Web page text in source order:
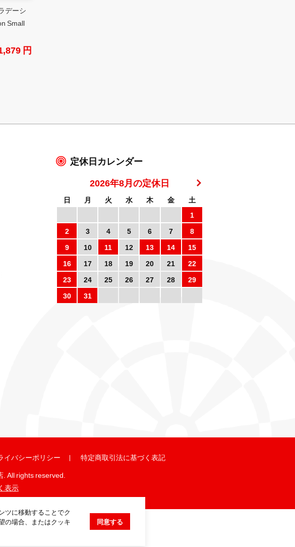
デーシ
Small
円
ツに移動することでク
の場合、またはクッキ
同意する
定休日カレンダー
2026年8月の定休日
日 月 火 水 木 金
土
1
2
3 4 5 6 7
8
9
10 11 12 13 14
15
16
17 18 19 20 21
22
23
24 25 26 27 28
29
30
31
イバシーポリシー
特定商取引法に基づく表記
All rights reserved.
表示